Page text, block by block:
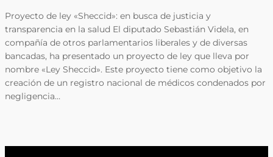
Proyecto de ley «Sheccid»: en busca de justicia y
transparencia en la salud El diputado Sebastián Videla, en
compañía de otros parlamentarios liberales y de diversas
bancadas, ha presentado un proyecto de ley que lleva por
nombre «Ley Sheccid». Este proyecto tiene como objetivo la
creación de un registro nacional de médicos condenados por
negligencia…